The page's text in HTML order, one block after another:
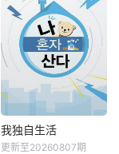
我独自生活
更新至20260807期